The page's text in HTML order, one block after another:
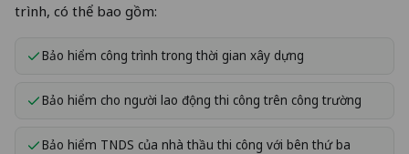
trình, có thể bao gồm:
Bảo hiểm công trình trong thời gian xây dựng
Bảo hiểm cho người lao động thi công trên công trường
Bảo hiểm TNDS của nhà thầu thi công với bên thứ ba